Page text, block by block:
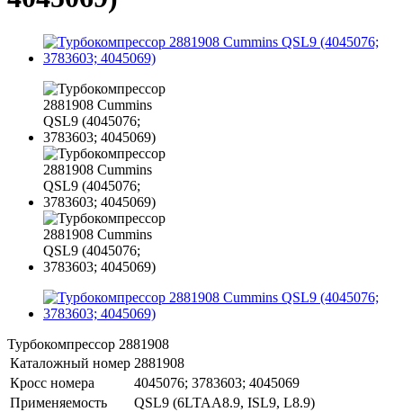
Турбокомпрессор 2881908
Каталожный номер 2881908
Кросс номера
4045076; 3783603; 4045069
Применяемость
QSL9 (6LTAA8.9, ISL9, L8.9)